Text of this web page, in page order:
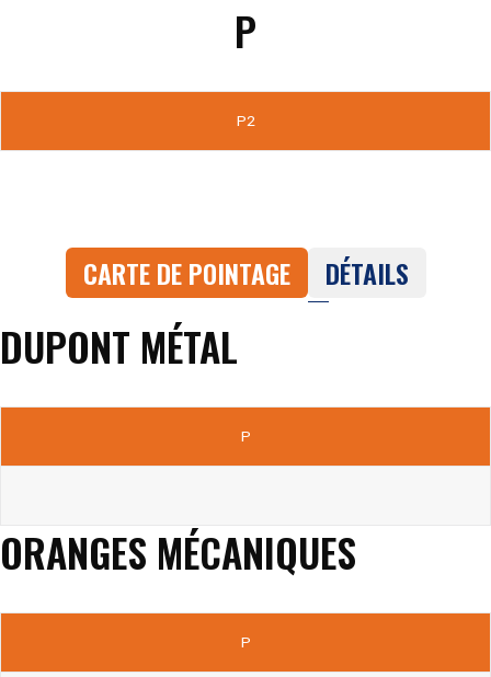
P
P2
CARTE DE POINTAGE DÉTAILS
DUPONT MÉTAL
P
ORANGES MÉCANIQUES
P